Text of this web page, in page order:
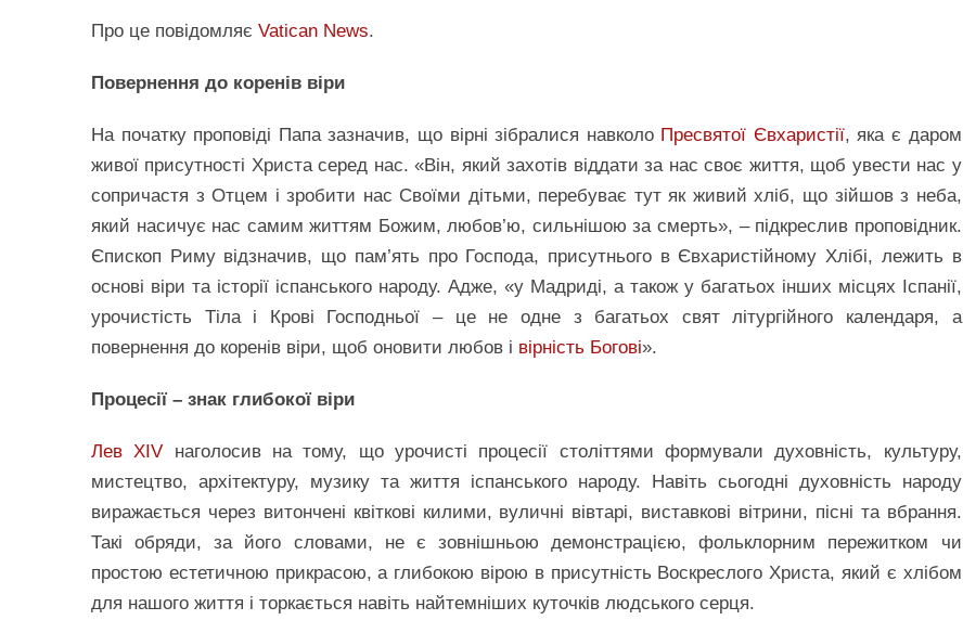
Про це повідомляє Vatican News.
Повернення до коренів віри
На початку проповіді Папа зазначив, що вірні зібралися навколо Пресвятої Євхаристії, яка є даром
живої присутності Христа серед нас. «Він, який захотів віддати за нас своє життя, щоб увести нас у
сопричастя з Отцем і зробити нас Своїми дітьми, перебуває тут як живий хліб, що зійшов з неба,
який насичує нас самим життям Божим, любов’ю, сильнішою за смерть», – підкреслив проповідник.
Єпископ Риму відзначив, що пам’ять про Господа, присутнього в Євхаристійному Хлібі, лежить в
основі віри та історії іспанського народу. Адже, «у Мадриді, а також у багатьох інших місцях Іспанії,
урочистість Тіла і Крові Господньої – це не одне з багатьох свят літургійного календаря, а
повернення до коренів віри, щоб оновити любов і вірність Богові».
Процесії – знак глибокої віри
Лев XIV наголосив на тому, що урочисті процесії століттями формували духовність, культуру,
мистецтво, архітектуру, музику та життя іспанського народу. Навіть сьогодні духовність народу
виражається через витончені квіткові килими, вуличні вівтарі, виставкові вітрини, пісні та вбрання.
Такі обряди, за його словами, не є зовнішньою демонстрацією, фольклорним пережитком чи
простою естетичною прикрасою, а глибокою вірою в присутність Воскреслого Христа, який є хлібом
для нашого життя і торкається навіть найтемніших куточків людського серця.